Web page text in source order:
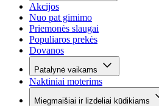
Akcijos
Nuo pat gimimo
Priemonės slaugai
Populiaros prekės
Dovanos
Patalynė vaikams
Naktiniai moterims
Miegmaišiai ir lizdeliai kūdikiams